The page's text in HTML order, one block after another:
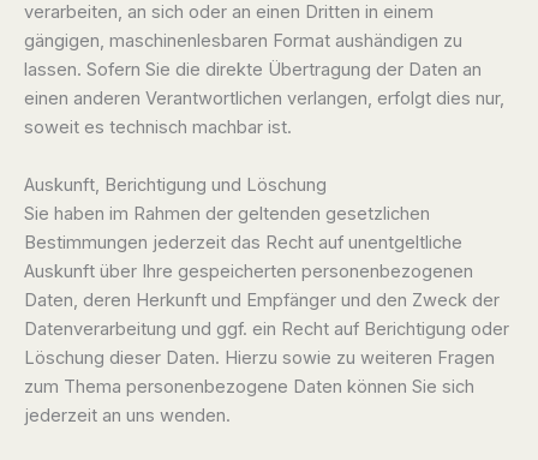
verarbeiten, an sich oder an einen Dritten in einem
gängigen, maschinenlesbaren Format aushändigen zu
lassen. Sofern Sie die direkte Übertragung der Daten an
einen anderen Verantwortlichen verlangen, erfolgt dies nur,
soweit es technisch machbar ist.
Auskunft, Berichtigung und Löschung
Sie haben im Rahmen der geltenden gesetzlichen
Bestimmungen jederzeit das Recht auf unentgeltliche
Auskunft über Ihre gespeicherten personenbezogenen
Daten, deren Herkunft und Empfänger und den Zweck der
Datenverarbeitung und ggf. ein Recht auf Berichtigung oder
Löschung dieser Daten. Hierzu sowie zu weiteren Fragen
zum Thema personenbezogene Daten können Sie sich
jederzeit an uns wenden.